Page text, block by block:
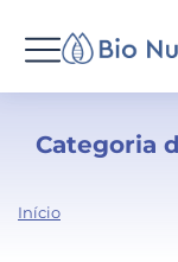
Categoria
Você
Início